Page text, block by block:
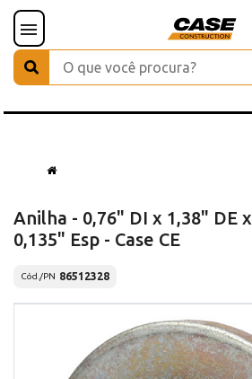
Anilha - 0,76" DI x 1,38" DE x
0,135" Esp - Case CE
Cód./PN 86512328